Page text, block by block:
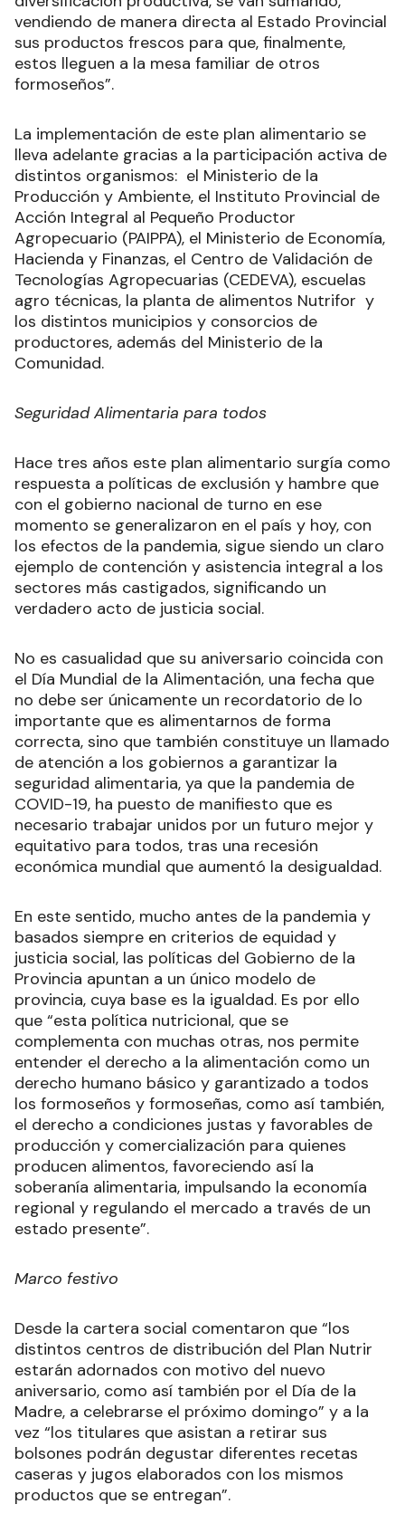
vendiendo de manera directa al Estado Provincial
sus productos frescos para que, finalmente,
estos lleguen a la mesa familiar de otros
formoseños”.
La implementación de este plan alimentario se
lleva adelante gracias a la participación activa de
distintos organismos: el Ministerio de la
Producción y Ambiente, el Instituto Provincial de
Acción Integral al Pequeño Productor
Agropecuario (PAIPPA), el Ministerio de Economía,
Hacienda y Finanzas, el Centro de Validación de
Tecnologías Agropecuarias (CEDEVA), escuelas
agro técnicas, la planta de alimentos Nutrifor y
los distintos municipios y consorcios de
productores, además del Ministerio de la
Comunidad.
Seguridad Alimentaria para todos
Hace tres años este plan alimentario surgía como
respuesta a políticas de exclusión y hambre que
con el gobierno nacional de turno en ese
momento se generalizaron en el país y hoy, con
los efectos de la pandemia, sigue siendo un claro
ejemplo de contención y asistencia integral a los
sectores más castigados, significando un
verdadero acto de justicia social.
No es casualidad que su aniversario coincida con
el Día Mundial de la Alimentación, una fecha que
no debe ser únicamente un recordatorio de lo
importante que es alimentarnos de forma
correcta, sino que también constituye un llamado
de atención a los gobiernos a garantizar la
seguridad alimentaria, ya que la pandemia de
COVID-19, ha puesto de manifiesto que es
necesario trabajar unidos por un futuro mejor y
equitativo para todos, tras una recesión
económica mundial que aumentó la desigualdad.
En este sentido, mucho antes de la pandemia y
basados siempre en criterios de equidad y
justicia social, las políticas del Gobierno de la
Provincia apuntan a un único modelo de
provincia, cuya base es la igualdad. Es por ello
que “esta política nutricional, que se
complementa con muchas otras, nos permite
entender el derecho a la alimentación como un
derecho humano básico y garantizado a todos
los formoseños y formoseñas, como así también,
el derecho a condiciones justas y favorables de
producción y comercialización para quienes
producen alimentos, favoreciendo así la
soberanía alimentaria, impulsando la economía
regional y regulando el mercado a través de un
estado presente”.
Marco festivo
Desde la cartera social comentaron que “los
distintos centros de distribución del Plan Nutrir
estarán adornados con motivo del nuevo
aniversario, como así también por el Día de la
Madre, a celebrarse el próximo domingo” y a la
vez “los titulares que asistan a retirar sus
bolsones podrán degustar diferentes recetas
caseras y jugos elaborados con los mismos
productos que se entregan”.